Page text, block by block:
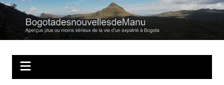
Aller
contenu
Regards personnels sur la vie d’expatrié à Bogota